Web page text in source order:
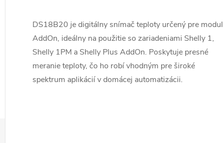
DS18B20 je digitálny snímač teploty určený pre modul
AddOn, ideálny na použitie so zariadeniami Shelly 1,
Shelly 1PM a Shelly Plus AddOn. Poskytuje presné
meranie teploty, čo ho robí vhodným pre široké
spektrum aplikácií v domácej automatizácii.